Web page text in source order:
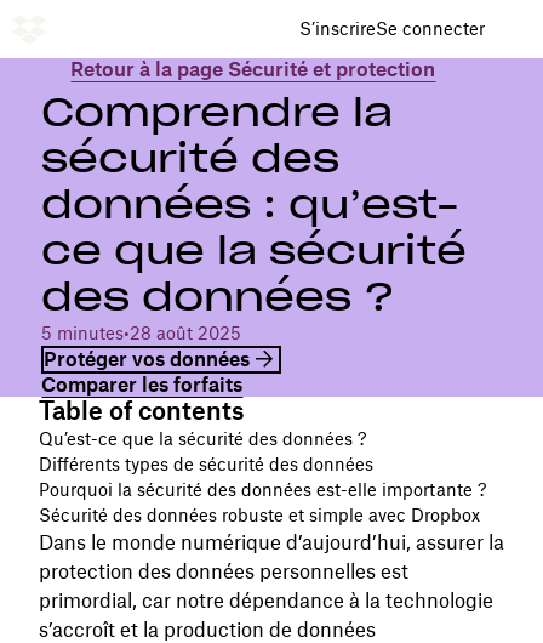
S’inscrireSe connecter
Retour à la page Sécurité et protection
Comprendre la
sécurité des
données : qu’est-
ce que la sécurité
des données ?
5 minutes•28 août 2025
Protéger vos données
Comparer les forfaits
Table of contents
Qu’est-ce que la sécurité des données ?
Différents types de sécurité des données
Pourquoi la sécurité des données est-elle importante ?
Sécurité des données robuste et simple avec Dropbox
Dans le monde numérique d’aujourd’hui, assurer la
protection des données personnelles est
primordial, car notre dépendance à la technologie
s’accroît et la production de données